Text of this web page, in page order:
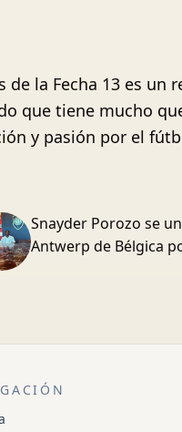
la Fecha 13 es
que tiene mucho
y pasión por el
Snayder Porozo se
Antwerp de Bélgica